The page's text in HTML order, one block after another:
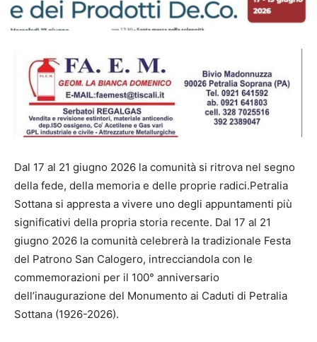
Dal 17 al 21 giugno 2026 la comunità si ritrova nel segno
della fede, della memoria e delle proprie radici.Petralia
Sottana si appresta a vivere uno degli appuntamenti più
significativi della propria storia recente. Dal 17 al 21
giugno 2026 la comunità celebrerà la tradizionale Festa
del Patrono San Calogero, intrecciandola con le
commemorazioni per il 100° anniversario
dell’inaugurazione del Monumento ai Caduti di Petralia
Sottana (1926-2026).